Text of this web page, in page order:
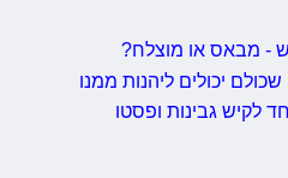
יכולים ליהנות ממנו
לקיש גבינות ופסטו